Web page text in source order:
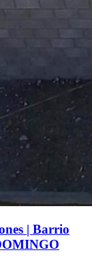
| Barrio